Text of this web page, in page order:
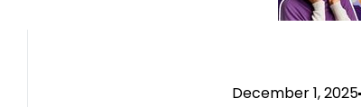
December 1, 2025